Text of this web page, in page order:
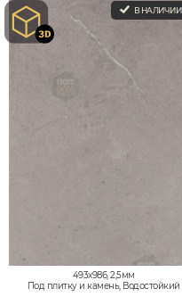
В НАЛИЧИИ
493x986, 2,5мм
Под плитку и камень, Водостойкий